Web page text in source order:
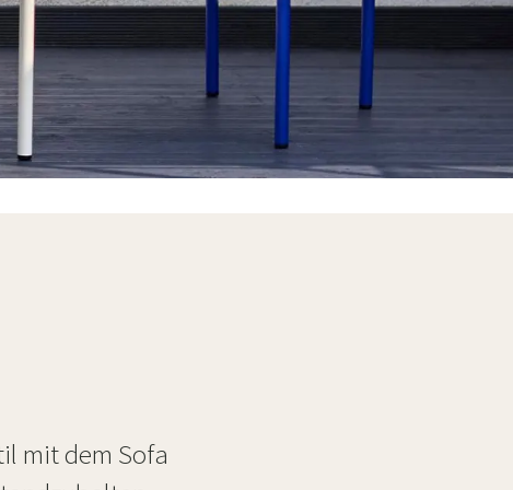
Gartengeräte
Flurmöbel
mit dem Sofa